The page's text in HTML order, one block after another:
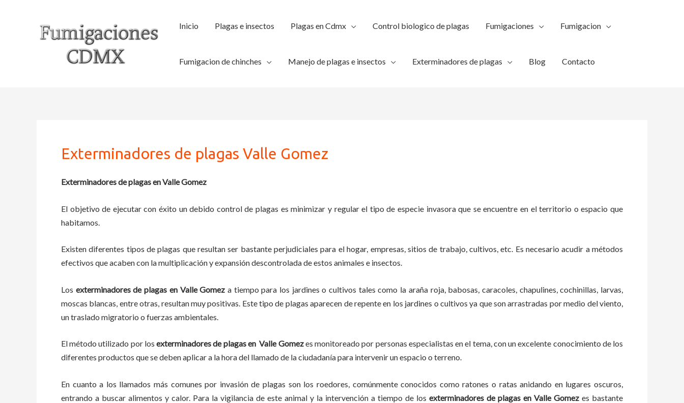
Inicio Plagas e insectos Plagas en Cdmx Control biologico de plagas Fumigaciones Fumigacion
Fumigacion de chinches Manejo de plagas e insectos Exterminadores de plagas Blog Contacto
Exterminadores de plagas Valle Gomez
Exterminadores de plagas en Valle Gomez
El objetivo de ejecutar con éxito un debido control de plagas es minimizar y regular el tipo de especie invasora que se encuentre en el territorio o espacio que
habitamos.
Existen diferentes tipos de plagas que resultan ser bastante perjudiciales para el hogar, empresas, sitios de trabajo, cultivos, etc. Es necesario acudir a métodos
efectivos que acaben con la multiplicación y expansión descontrolada de estos animales e insectos.
Los exterminadores de plagas en Valle Gomez a tiempopara los jardines o cultivos tales como la araña roja, babosas, caracoles, chapulines, cochinillas, larvas,
moscas blancas, entre otras, resultan muy positivas. Este tipo de plagas aparecen de repente en los jardines o cultivos ya que son arrastradas por medio del viento,
un traslado migratorio o fuerzas ambientales.
El método utilizado por losexterminadores de plagas en Valle Gomezes monitoreado por personas especialistas en el tema, con un excelente conocimiento de los
diferentes productos que se deben aplicar a la hora del llamado de la ciudadanía para intervenir un espacio o terreno.
En cuanto a los llamados más comunes por invasión de plagas son los roedores, comúnmente conocidos como ratones o ratas anidando en lugares oscuros,
entrando a buscar alimentos y calor. Para la vigilancia de este animal y la intervención a tiempo de los exterminadores de plagas en Valle Gomez es bastante